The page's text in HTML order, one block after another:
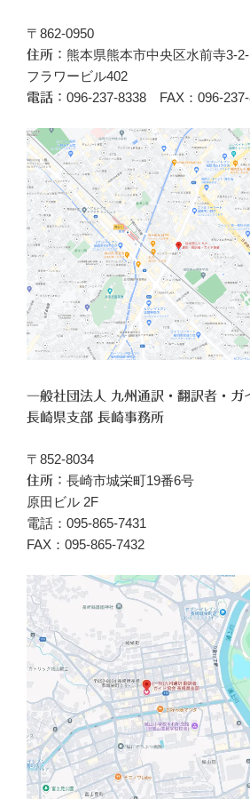
〒862-0950
住所： 熊本県熊本市中央区水前寺3-
フラワービル402
電話： 096‐237-8338 FAX：096-
一般社団法人 九州通訳・翻訳者・ガ
長崎県支部 長崎事務所
〒852-8034
住所： 長崎市城栄町19番6号
原田ビル 2F
電話：095-865-7431
FAX：095-865-7432